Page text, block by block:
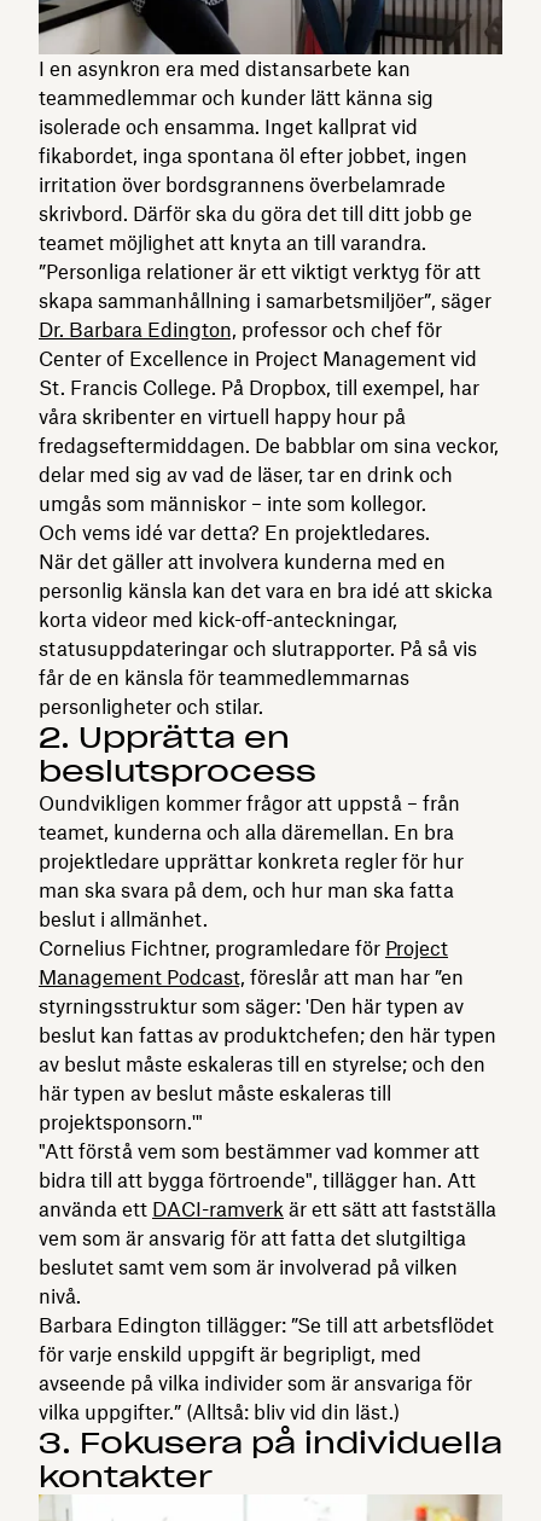
I en asynkron era med distansarbete kan
teammedlemmar och kunder lätt känna sig
isolerade och ensamma. Inget kallprat vid
fikabordet, inga spontana öl efter jobbet, ingen
irritation över bordsgrannens överbelamrade
skrivbord. Därför ska du göra det till ditt jobb ge
teamet möjlighet att knyta an till varandra.
”Personliga relationer är ett viktigt verktyg för att
skapa sammanhållning i samarbetsmiljöer”, säger
Dr. Barbara Edington, professor och chef för
Center of Excellence in Project Management vid
St. Francis College. På Dropbox, till exempel, har
våra skribenter en virtuell happy hour på
fredagseftermiddagen. De babblar om sina veckor,
delar med sig av vad de läser, tar en drink och
umgås som människor – inte som kollegor.
Och vems idé var detta? En projektledares.
När det gäller att involvera kunderna med en
personlig känsla kan det vara en bra idé att skicka
korta videor med kick-off-anteckningar,
statusuppdateringar och slutrapporter. På så vis
får de en känsla för teammedlemmarnas
personligheter och stilar.
2. Upprätta en
beslutsprocess
Oundvikligen kommer frågor att uppstå – från
teamet, kunderna och alla däremellan. En bra
projektledare upprättar konkreta regler för hur
man ska svara på dem, och hur man ska fatta
beslut i allmänhet.
Cornelius Fichtner, programledare för Project
Management Podcast, föreslår att man har ”en
styrningsstruktur som säger: 'Den här typen av
beslut kan fattas av produktchefen; den här typen
av beslut måste eskaleras till en styrelse; och den
här typen av beslut måste eskaleras till
projektsponsorn.'"
"Att förstå vem som bestämmer vad kommer att
bidra till att bygga förtroende", tillägger han. Att
använda ett DACI-ramverk är ett sätt att fastställa
vem som är ansvarig för att fatta det slutgiltiga
beslutet samt vem som är involverad på vilken
nivå.
Barbara Edington tillägger: ”Se till att arbetsflödet
för varje enskild uppgift är begripligt, med
avseende på vilka individer som är ansvariga för
vilka uppgifter.” (Alltså: bliv vid din läst.)
3. Fokusera på individuella
kontakter